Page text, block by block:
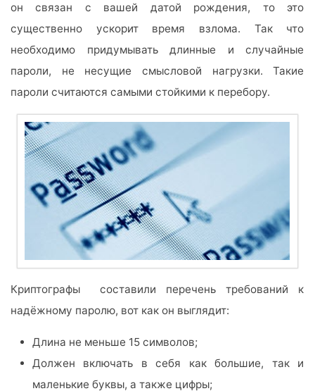
он связан с вашей датой рождения, то это
существенно ускорит время взлома. Так что
необходимо придумывать длинные и случайные
пароли, не несущие смысловой нагрузки. Такие
пароли считаются самыми стойкими к перебору.
Криптографы составили перечень требований к
надёжному паролю, вот как он выглядит:
Длина не меньше 15 символов;
Должен включать в себя как большие, так и
маленькие буквы, а также цифры;